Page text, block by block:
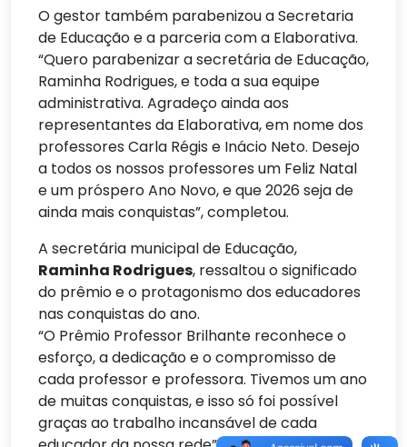
O gestor também parabenizou a Secretaria
de Educação e a parceria com a Elaborativa.
“Quero parabenizar a secretária de Educação,
Raminha Rodrigues, e toda a sua equipe
administrativa. Agradeço ainda aos
representantes da Elaborativa, em nome dos
professores Carla Régis e Inácio Neto. Desejo
a todos os nossos professores um Feliz Natal
e um próspero Ano Novo, e que 2026 seja de
ainda mais conquistas”, completou.
A secretária municipal de Educação,
Raminha Rodrigues, ressaltou o significado
do prêmio e o protagonismo dos educadores
nas conquistas do ano.
“O Prêmio Professor Brilhante reconhece o
esforço, a dedicação e o compromisso de
cada professor e professora. Tivemos um ano
de muitas conquistas, e isso só foi possível
graças ao trabalho incansável de cada